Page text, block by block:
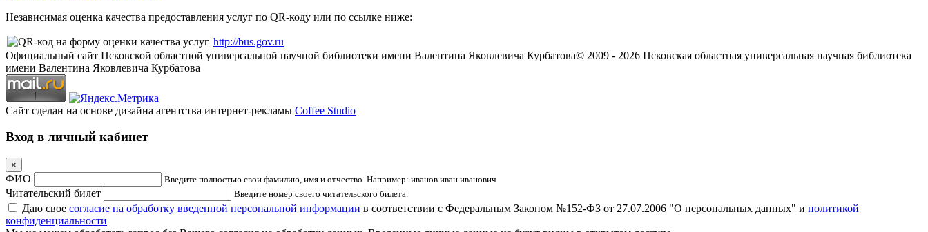
Независимая оценка качества предоставления услуг по QR-коду или по ссылке ниже:
http://bus.gov.ru
Официальный сайт Псковской областной универсальной научной библиотеки имени Валентина Яковлевича Курбатова© 2009 - 2026 Псковская областная универсальная научная библиотека
имени Валентина Яковлевича Курбатова
Сайт сделан на основе дизайна агентства интернет-рекламы Coffee Studio
Вход в личный кабинет
×
ФИО Введите полностью свои фамилию, имя и отчество. Например: иванов иван иванович
Читательский билет Введите номер своего читательского билета.
Даю свое согласие на обработку введенной персональной информации в соответствии с Федеральным Законом №152-ФЗ от 27.07.2006 "О персональных данных" и политикой
конфиденциальности